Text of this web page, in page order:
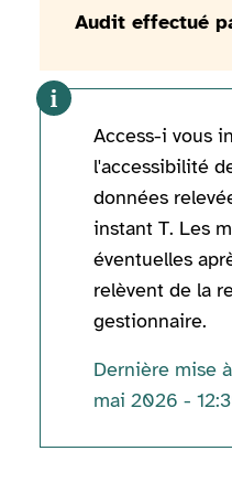
Audit effectué
Access-i vous
l'accessibilité
données
instant T. Les
éventuelles
relèvent de la
gestionnaire.
Dernière mise
mai 2026 -